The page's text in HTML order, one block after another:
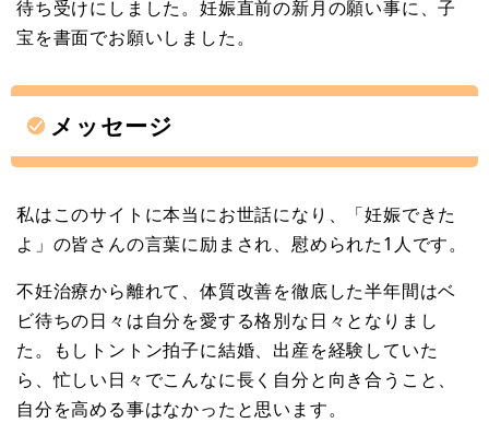
待ち受けにしました。妊娠直前の新月の願い事に、子
宝を書面でお願いしました。
メッセージ
私はこのサイトに本当にお世話になり、「妊娠できた
よ」の皆さんの言葉に励まされ、慰められた1人です。
不妊治療から離れて、体質改善を徹底した半年間はベ
ビ待ちの日々は自分を愛する格別な日々となりまし
た。もしトントン拍子に結婚、出産を経験していた
ら、忙しい日々でこんなに長く自分と向き合うこと、
自分を高める事はなかったと思います。